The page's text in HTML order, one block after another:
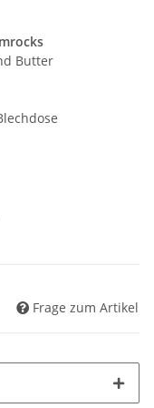
Butter
Frage zum Artikel